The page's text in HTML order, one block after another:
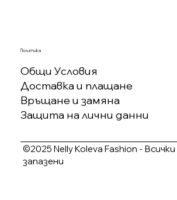
Политика
Общи Условия
Доставка и плащане
Връщане и замяна
Защита на лични данни
©2025 Nelly Koleva Fashion -
запазени